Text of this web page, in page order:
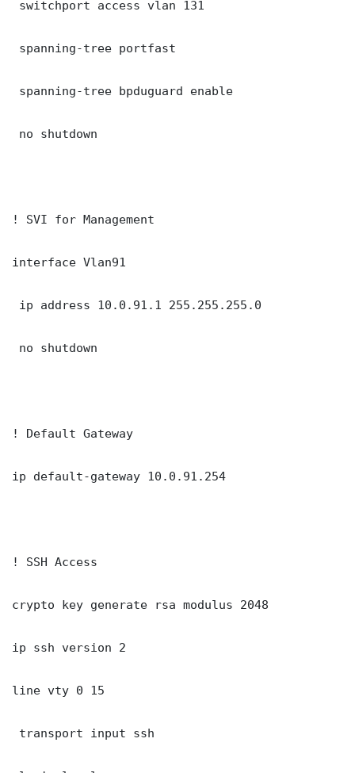
switchport access vlan 131
spanning-tree portfast
spanning-tree bpduguard enable
no shutdown
! SVI for Management
interface Vlan91
ip address 10.0.91.1 255.255.255.0
no shutdown
! Default Gateway
ip default-gateway 10.0.91.254
! SSH Access
crypto key generate rsa modulus 2048
ip ssh version 2
line vty 0 15
transport input ssh